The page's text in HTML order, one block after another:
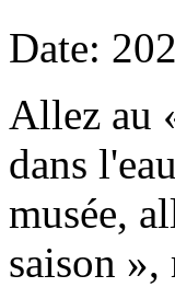
Date:
Allez au
dans
musée,
saison »,